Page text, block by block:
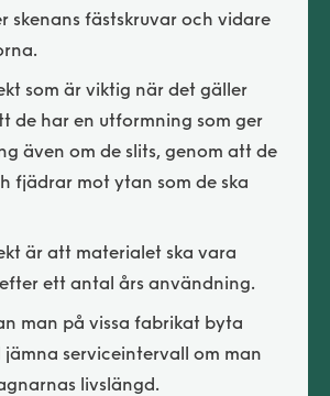
skenans fästskruvar och vidare
som är viktig när det gäller
de har en utformning som ger
även om de slits, genom att de
fjädrar mot ytan som de ska
är att materialet ska vara
ett antal års användning.
man på vissa fabrikat byta
serviceintervall om man
livslängd.